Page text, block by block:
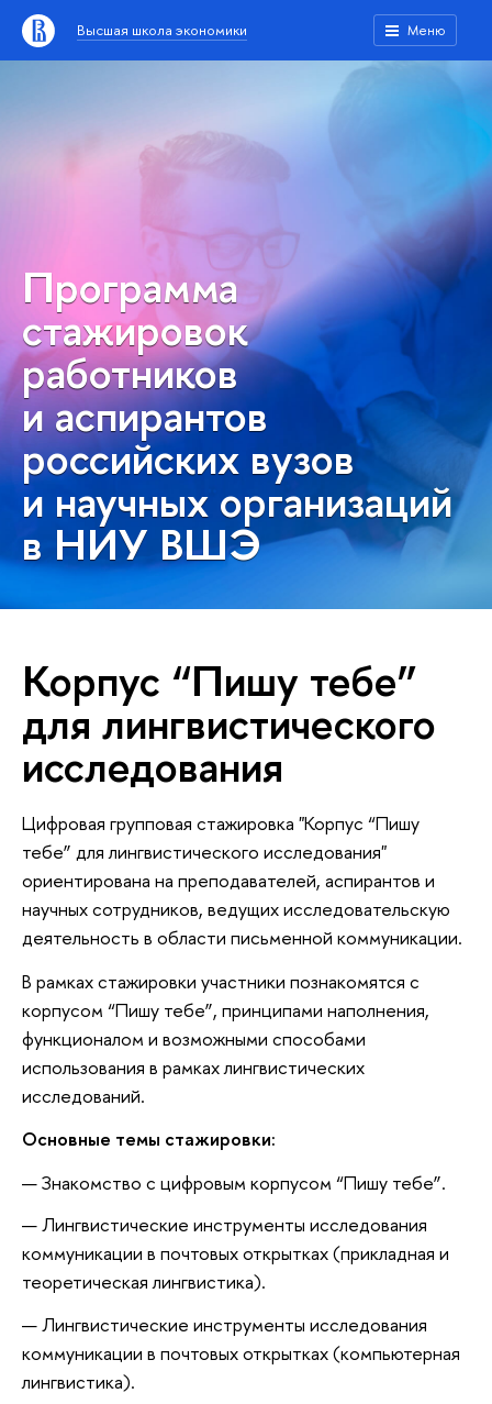
Высшая школа экономики Меню
Программа
стажировок
работников
и аспирантов
российских вузов
и научных организаций
в НИУ ВШЭ
Корпус “Пишу тебе”
для лингвистического
исследования
Цифровая групповая стажировка "Корпус “Пишу
тебе” для лингвистического исследования"
ориентирована на преподавателей, аспирантов и
научных сотрудников, ведущих исследовательскую
деятельность в области письменной коммуникации.
В рамках стажировки участники познакомятся с
корпусом “Пишу тебе”, принципами наполнения,
функционалом и возможными способами
использования в рамках лингвистических
исследований.
Основные темы стажировки:
Знакомство с цифровым корпусом “Пишу тебе”.
Лингвистические инструменты исследования
коммуникации в почтовых открытках (прикладная и
теоретическая лингвистика).
Лингвистические инструменты исследования
коммуникации в почтовых открытках (компьютерная
лингвистика).